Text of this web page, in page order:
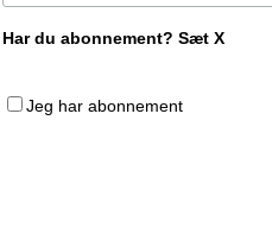
Har du abonnement? Sæt X
Jeg har abonnement